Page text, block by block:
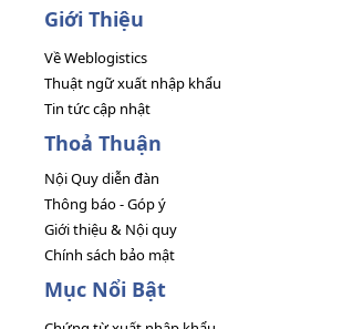
Giới Thiệu
Về Weblogistics
Thuật ngữ xuất nhập khẩu
Tin tức cập nhật
Thoả Thuận
Nội Quy diễn đàn
Thông báo - Góp ý
Giới thiệu & Nội quy
Chính sách bảo mật
Mục Nổi Bật